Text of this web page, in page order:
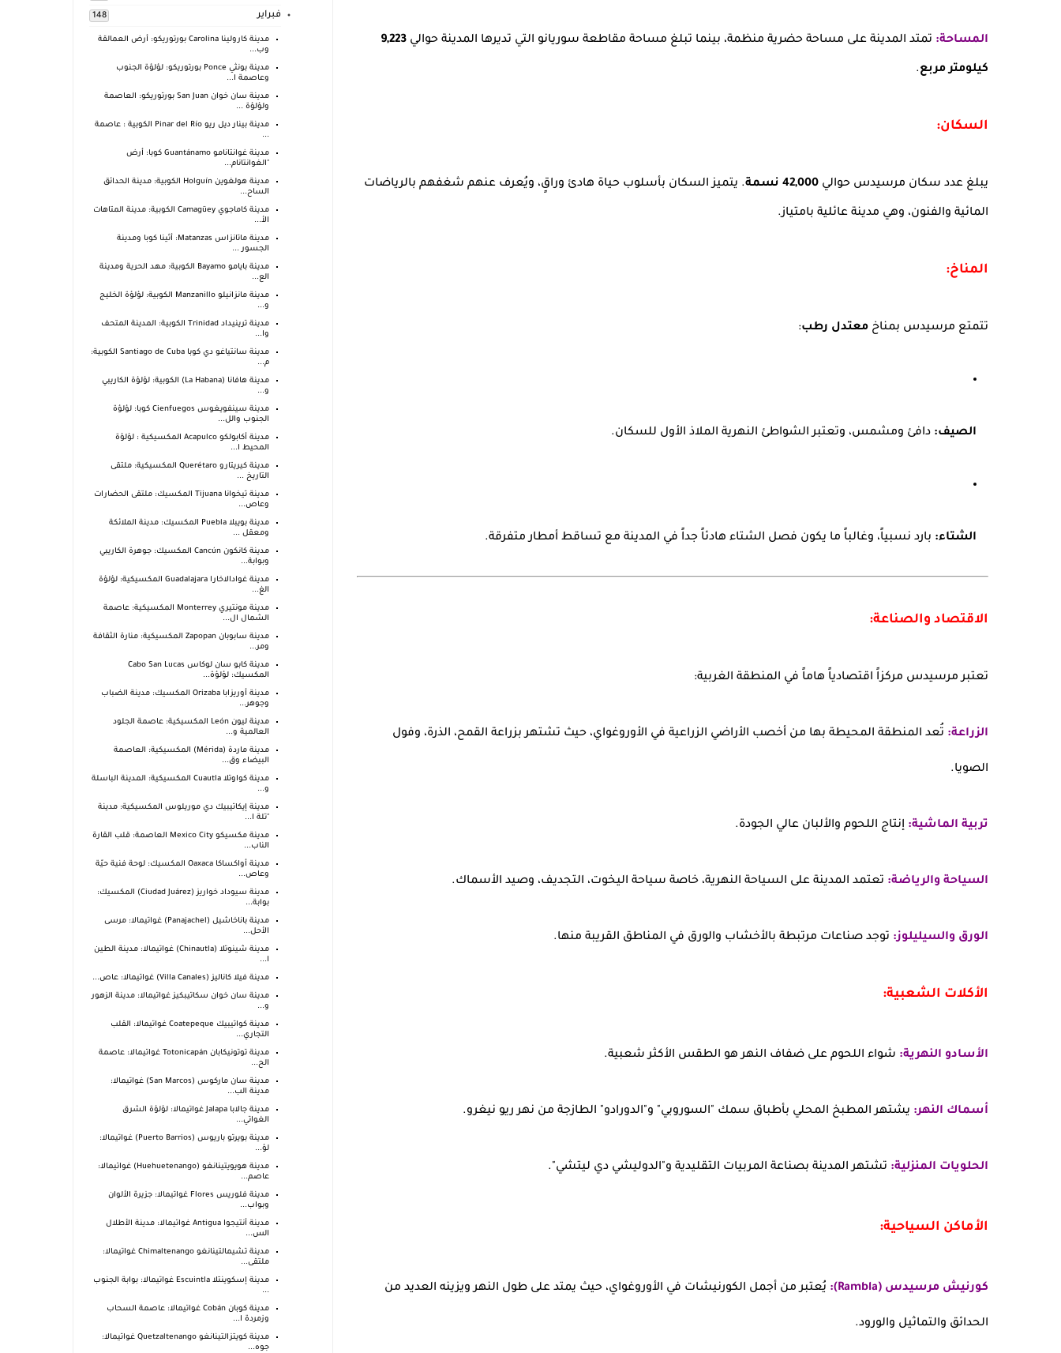
المساحة: تمتد المدينة على مساحة حضرية منظمة، بينما تبلغ مساحة مقاطعة سوريانو التي تديرها المدينة حوالي 9,223
كيلومتر مربع.
السكان:
يبلغ عدد سكان مرسيدس حوالي 42,000 نسمة . يتميز السكان بأسلوب حياة هادئ وراقٍ، ويُعرف عنهم شغفهم بالرياضات
المائية والفنون، وهي مدينة عائلية بامتياز.
المناخ:
تتمتع مرسيدس بمناخ معتدل رطب:
الصيف: دافئ ومشمس، وتعتبر الشواطئ النهرية الملاذ الأول للسكان.
الشتاء: بارد نسبياً، وغالباً ما يكون فصل الشتاء هادئاً جداً في المدينة مع تساقط أمطار متفرقة.
الاقتصاد والصناعة:
تعتبر مرسيدس مركزاً اقتصادياً هاماً في المنطقة الغربية:
الزراعة: تُعد المنطقة المحيطة بها من أخصب الأراضي الزراعية في الأوروغواي، حيث تشتهر بزراعة القمح، الذرة، وفول
الصويا.
تربية الماشية: إنتاج اللحوم والألبان عالي الجودة.
السياحة والرياضة: تعتمد المدينة على السياحة النهرية، خاصة سياحة اليخوت، التجديف، وصيد الأسماك.
الورق والسيليلوز: توجد صناعات مرتبطة بالأخشاب والورق في المناطق القريبة منها.
الأكلات الشعبية:
الأسادو النهرية: شواء اللحوم على ضفاف النهر هو الطقس الأكثر شعبية.
أسماك النهر: يشتهر المطبخ المحلي بأطباق سمك "السوروبي" و"الدورادو" الطازجة من نهر ريو نيغرو.
الحلويات المنزلية: تشتهر المدينة بصناعة المربيات التقليدية و"الدوليشي دي ليتشي".
الأماكن السياحية:
كورنيش مرسيدس (Rambla): يُعتبر من أجمل الكورنيشات في الأوروغواي، حيث يمتد على طول النهر ويزينه العديد من
الحدائق والتماثيل والورود.
فبراير 148
مدينة كارولينا Carolina بورتوريكو: أرض العمالقة
وب...
مدينة بونثي Ponce بورتوريكو: لؤلؤة الجنوب
وعاصمة ا...
مدينة سان خوان San Juan بورتوريكو: العاصمة
ولؤلؤة ...
مدينة بينار ديل ريو Pinar del Río الكوبية : عاصمة
...
مدينة غوانتانامو Guantánamo كوبا: أرض
"الغوانتانام...
مدينة هولغوين Holguín الكوبية: مدينة الحدائق
الساح...
مدينة كاماجوي Camagüey الكوبية: مدينة المتاهات
الأ...
مدينة ماتانزاس Matanzas: أثينا كوبا ومدينة
الجسور ...
مدينة بايامو Bayamo الكوبية: مهد الحرية ومدينة
الع...
مدينة مانزانيلو Manzanillo الكوبية: لؤلؤة الخليج
و...
مدينة ترينيداد Trinidad الكوبية: المدينة المتحف
وا...
مدينة سانتياغو دي كوبا Santiago de Cuba الكوبية:
م...
مدينة هافانا (La Habana) الكوبية: لؤلؤة الكاريبي
و...
مدينة سينفويغوس Cienfuegos كوبا: لؤلؤة
الجنوب والل...
مدينة أكابولكو Acapulco المكسيكية : لؤلؤة
المحيط ا...
مدينة كيريتارو Querétaro المكسيكية: ملتقى
التاريخ ...
مدينة تيخوانا Tijuana المكسيك: ملتقى الحضارات
وعاص...
مدينة بويبلا Puebla المكسيك: مدينة الملائكة
ومعقل ...
مدينة كانكون Cancún المكسيك: جوهرة الكاريبي
وبوابة...
مدينة غوادالاخارا Guadalajara المكسيكية: لؤلؤة
الغ...
مدينة مونتيري Monterrey المكسيكية: عاصمة
الشمال ال...
مدينة سابوبان Zapopan المكسيكية: منارة الثقافة
ومر...
مدينة كابو سان لوكاس Cabo San Lucas
المكسيك: لؤلؤة...
مدينة أوريزابا Orizaba المكسيك: مدينة الضباب
وجوهر...
مدينة ليون León المكسيكية: عاصمة الجلود
العالمية و...
مدينة ماردة (Mérida) المكسيكية: العاصمة
البيضاء وق...
مدينة كواوتلا Cuautla المكسيكية: المدينة الباسلة
و...
مدينة إيكاتيبيك دي موريلوس المكسيكية: مدينة
"تلة ا...
مدينة مكسيكو Mexico City العاصمة: قلب القارة
الناب...
مدينة أواكساكا Oaxaca المكسيك: لوحة فنية حيّة
وعاص...
مدينة سيوداد خواريز (Ciudad Juárez) المكسيك:
بوابة...
مدينة باناخاشيل (Panajachel) غواتيمالا: مرسى
الأحل...
مدينة شينوتلا (Chinautla) غواتيمالا: مدينة الطين
ا...
مدينة فيلا كاناليز (Villa Canales) غواتيمالا: عاص...
مدينة سان خوان سكاتيبكيز غواتيمالا: مدينة الزهور
و...
مدينة كواتيبيك Coatepeque غواتيمالا: القلب
التجاري...
مدينة توتونيكابان Totonicapán غواتيمالا: عاصمة
الح...
مدينة سان ماركوس (San Marcos) غواتيمالا:
مدينة الب...
مدينة جالابا Jalapa غواتيمالا: لؤلؤة الشرق
الغواتي...
مدينة بويرتو باريوس (Puerto Barrios) غواتيمالا:
لؤ...
مدينة هويويتينانغو (Huehuetenango) غواتيمالا:
عاصم...
مدينة فلوريس Flores غواتيمالا: جزيرة الألوان
وبواب...
مدينة أنتيجوا Antigua غواتيمالا: مدينة الأطلال
الس...
مدينة تشيمالتينانغو Chimaltenango غواتيمالا:
ملتقى...
مدينة إسكوينتلا Escuintla غواتيمالا: بوابة الجنوب
...
مدينة كوبان Cobán غواتيمالا: عاصمة السحاب
وزمردة ا...
مدينة كويتزالتينانغو Quetzaltenango غواتيمالا:
جوه...